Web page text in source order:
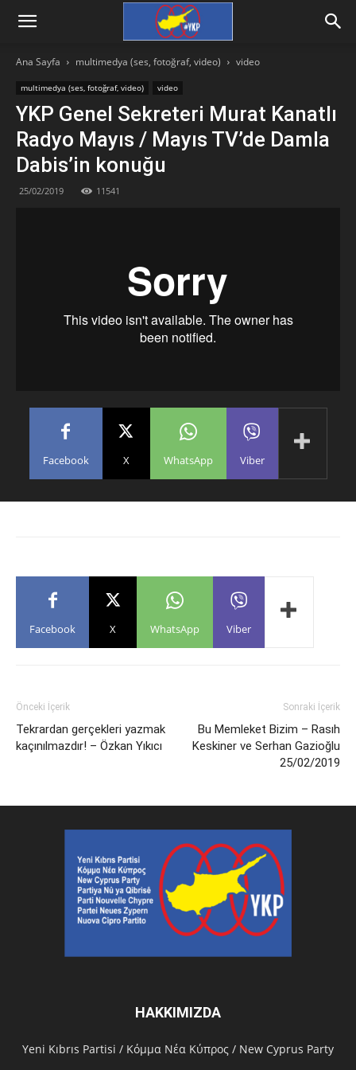
Ana Sayfa multimedya (ses, fotoğraf, video) video
multimedya (ses, fotoğraf, video) video
YKP Genel Sekreteri Murat Kanatlı
Radyo Mayıs / Mayıs TV’de Damla
Dabis’in konuğu
25/02/2019 11541
Facebook X WhatsApp Viber
Facebook X WhatsApp Viber
Önceki İçerik
Tekrardan gerçekleri yazmak
kaçınılmazdır! – Özkan Yıkıcı
Sonraki İçerik
Bu Memleket Bizim – Rasıh
Keskiner ve Serhan Gazioğlu
25/02/2019
HAKKIMIZDA
Υeni Kıbrıs Partisi / Κόμμα Νέα Κύπρος / New Cyprus Party